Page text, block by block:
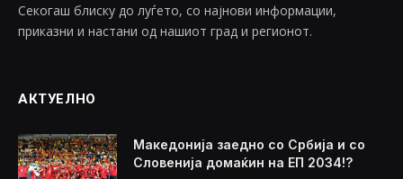
Секогаш блиску до луѓето, со најнови информации,
приказни и настани од нашиот град и регионот.
АКТУЕЛНО
Македонија заедно со Србија и со
Словенија домаќин на ЕП 2034!?